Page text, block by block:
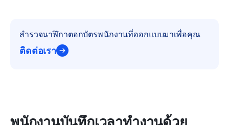
สำรวจนาฬิกาตอกบัตรพนักงานที่ออกแบบมาเพื่อคุณ
ติดต่อเรา
พนักงานบันทึกเวลาทำงานด้วย